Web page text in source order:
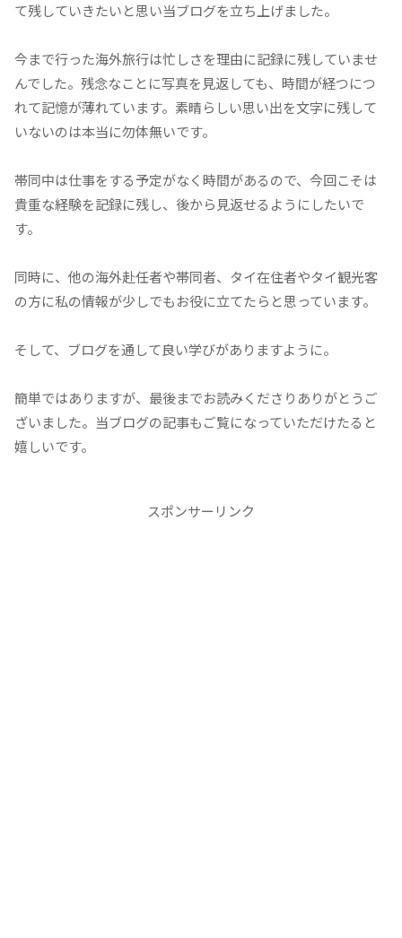
て残していきたいと思い当ブログを立ち上げました。
今まで行った海外旅行は忙しさを理由に記録に残していませ
んでした。残念なことに写真を見返しても、時間が経つにつ
れて記憶が薄れています。素晴らしい思い出を文字に残して
いないのは本当に勿体無いです。
帯同中は仕事をする予定がなく時間があるので、今回こそは
貴重な経験を記録に残し、後から見返せるようにしたいで
す。
同時に、他の海外赴任者や帯同者、タイ在住者やタイ観光客
の方に私の情報が少しでもお役に立てたらと思っています。
そして、ブログを通して良い学びがありますように。
簡単ではありますが、最後までお読みくださりありがとうご
ざいました。当ブログの記事もご覧になっていただけたると
嬉しいです。
スポンサーリンク